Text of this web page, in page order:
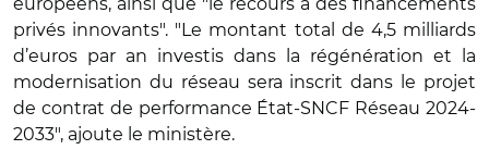
privés innovants". "Le montant total de 4,5 milliards
d’euros par an investis dans la régénération et la
modernisation du réseau sera inscrit dans le projet
de contrat de performance État-SNCF Réseau 2024-
2033", ajoute le ministère.